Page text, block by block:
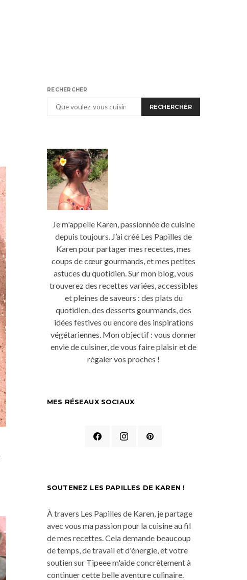
RECHERCHER
RECHERCHER
Je m'appelle Karen, passionnée de cuisine
depuis toujours. J’ai créé Les Papilles de
Karen pour partager mes recettes, mes
coups de cœur gourmands, et mes petites
astuces du quotidien. Sur mon blog, vous
trouverez des recettes variées, accessibles
et pleines de saveurs : des plats du
quotidien, des desserts gourmands, des
idées festives ou encore des inspirations
végétariennes. Mon objectif : vous donner
envie de cuisiner, de vous faire plaisir et de
régaler vos proches !
MES RÉSEAUX SOCIAUX
SOUTENEZ LES PAPILLES DE KAREN !
À travers Les Papilles de Karen, je partage
avec vous ma passion pour la cuisine au fil
de mes recettes. Cela demande beaucoup
de temps, de travail et d'énergie, et votre
soutien sur Tipeee m'aide concrètement à
continuer cette belle aventure culinaire.